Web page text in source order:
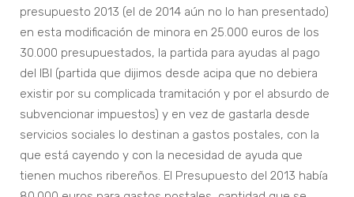
presupuesto 2013 (el de 2014 aún no lo han presentado)
en esta modificación de minora en 25.000 euros de los
30.000 presupuestados, la partida para ayudas al pago
del IBI (partida que dijimos desde acipa que no debiera
existir por su complicada tramitación y por el absurdo de
subvencionar impuestos) y en vez de gastarla desde
servicios sociales lo destinan a gastos postales, con la
que está cayendo y con la necesidad de ayuda que
tienen muchos ribereños. El Presupuesto del 2013 había